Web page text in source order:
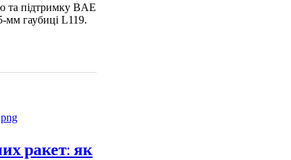
та підтримку BAE
мм гаубиці L119.
ракет: як